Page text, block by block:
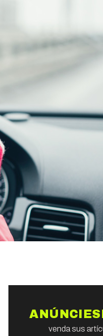
venda sus